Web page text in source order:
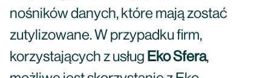
nośników danych, które mają zostać
zutylizowane. W przypadku firm,
korzystających z usług Eko Sfera,